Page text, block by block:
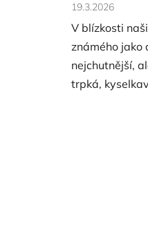
19.3.2026
V blízkosti
známého jako
nejchutnější,
trpká,